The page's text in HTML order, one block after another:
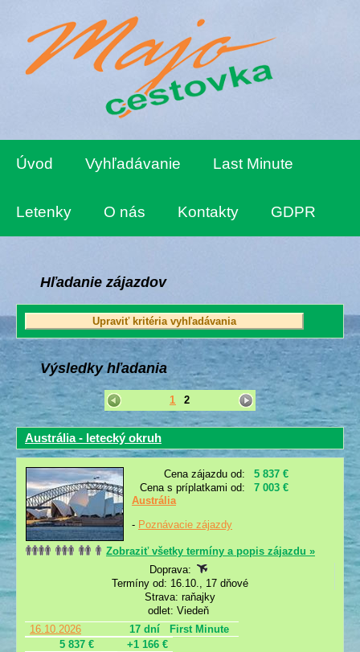
Úvod Vyhľadávanie Last Minute
Letenky O nás Kontakty GDPR
Hľadanie zájazdov
Výsledky hľadania
1 2
Austrália - letecký okruh
Cena zájazdu od:
5 837 €
Cena s príplatkami od:
7 003 €
Austrália
- Poznávacie zájazdy
Zobraziť všetky termíny a popis zájazdu »
Doprava:
Termíny od: 16.10., 17 dňové
Strava: raňajky
odlet: Viedeň
16.10.2026
17 dní
First Minute
5 837 €
+1 166 €